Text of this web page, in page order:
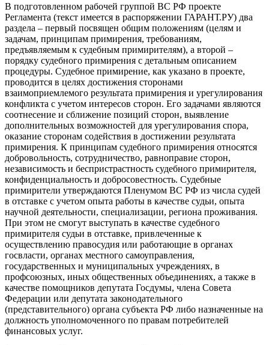
В подготовленном рабочей группой ВС РФ проекте
Регламента (текст имеется в распоряжении ГАРАНТ.РУ) два
раздела – первый посвящен общим положениям (целям и
задачам, принципам примирения, требованиям,
предъявляемым к судебным примирителям), а второй –
порядку судебного примирения с детальным описанием
процедуры. Судебное примирение, как указано в проекте,
проводится в целях достижения сторонами
взаимоприемлемого результата примирения и урегулирования
конфликта с учетом интересов сторон. Его задачами являются
соотнесение и сближение позиций сторон, выявление
дополнительных возможностей для урегулирования спора,
оказание сторонам содействия в достижении результата
примирения. К принципам судебного примирения относятся
добровольность, сотрудничество, равноправие сторон,
независимость и беспристрастность судебного примирителя,
конфиденциальность и добросовестность. Судебные
примирители утверждаются Пленумом ВС РФ из числа судей
в отставке с учетом опыта работы в качестве судьи, опыта
научной деятельности, специализации, региона проживания.
При этом не смогут выступать в качестве судебного
примирителя судьи в отставке, привлеченные к
осуществлению правосудия или работающие в органах
госвласти, органах местного самоуправления,
государственных и муниципальных учреждениях, в
профсоюзных, иных общественных объединениях, а также в
качестве помощников депутата Госдумы, члена Совета
Федерации или депутата законодательного
(представительного) органа субъекта РФ либо назначенные на
должность уполномоченного по правам потребителей
финансовых услуг.